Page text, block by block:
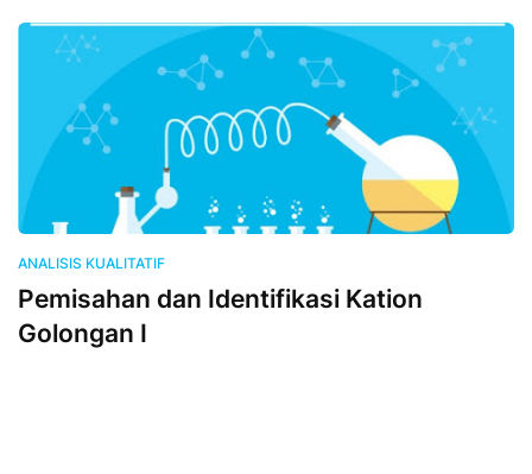
ANALISIS KUALITATIF
Pemisahan dan Identifikasi Kation
Golongan I